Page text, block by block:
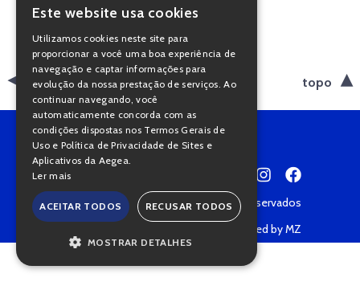
voltar topo
Copyright © 2022 • Todos os direitos reservados
Powered by MZ
PORTUGUESE
Este website usa cookies
Utilizamos cookies neste site para
proporcionar a você uma boa experiência de
navegação e captar informações para
evolução da nossa prestação de serviços. Ao
continuar navegando, você
automaticamente concorda com as
condições dispostas nos Termos Gerais de
Uso e Política de Privacidade de Sites e
Aplicativos da Aegea.
Ler mais
ACEITAR TODOS RECUSAR TODOS
MOSTRAR DETALHES